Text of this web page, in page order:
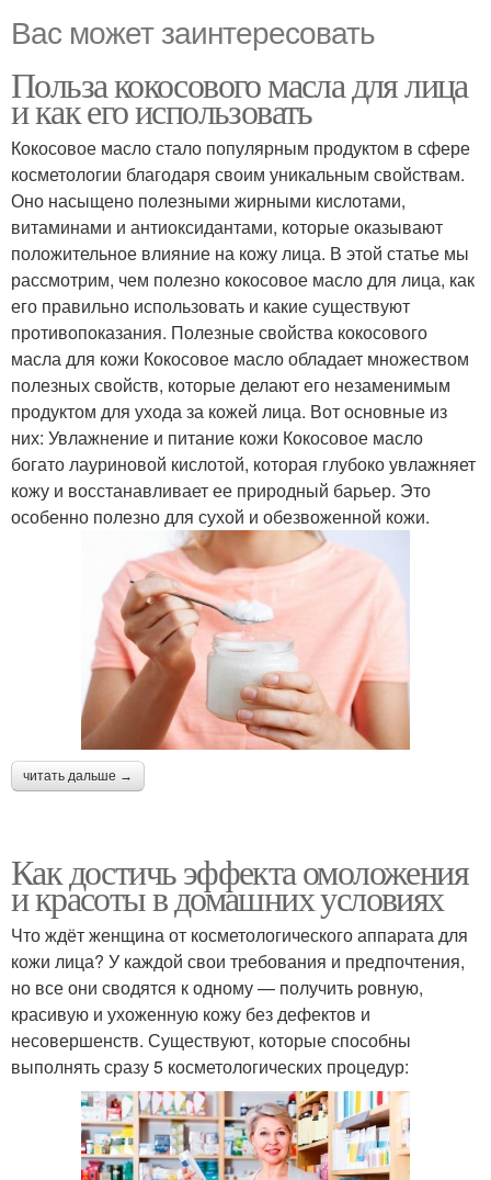
Вас может заинтересовать
Польза кокосового масла для лица
и как его использовать
Кокосовое масло стало популярным продуктом в сфере
косметологии благодаря своим уникальным свойствам.
Оно насыщено полезными жирными кислотами,
витаминами и антиоксидантами, которые оказывают
положительное влияние на кожу лица. В этой статье мы
рассмотрим, чем полезно кокосовое масло для лица, как
его правильно использовать и какие существуют
противопоказания. Полезные свойства кокосового
масла для кожи Кокосовое масло обладает множеством
полезных свойств, которые делают его незаменимым
продуктом для ухода за кожей лица. Вот основные из
них: Увлажнение и питание кожи Кокосовое масло
богато лауриновой кислотой, которая глубоко увлажняет
кожу и восстанавливает ее природный барьер. Это
особенно полезно для сухой и обезвоженной кожи.
читать дальше →
Как достичь эффекта омоложения
и красоты в домашних условиях
Что ждёт женщина от косметологического аппарата для
кожи лица? У каждой свои требования и предпочтения,
но все они сводятся к одному — получить ровную,
красивую и ухоженную кожу без дефектов и
несовершенств. Существуют, которые способны
выполнять сразу 5 косметологических процедур: